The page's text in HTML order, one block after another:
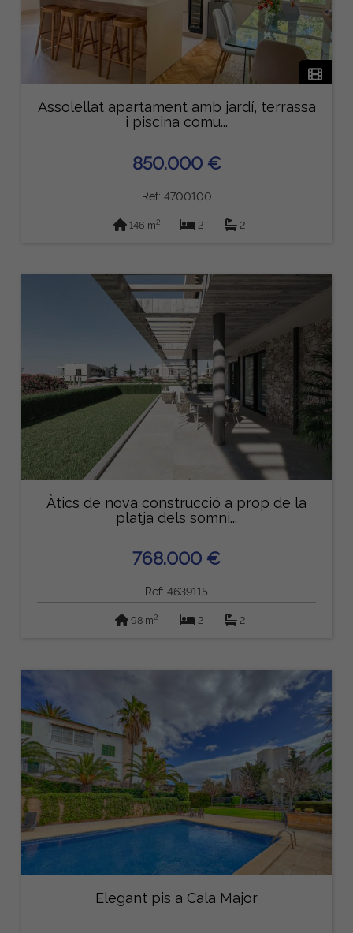
Assolellat apartament amb jardí, terrassa
i piscina comu...
850.000 €
Ref: 4700100
146 m2 2 2
Àtics de nova construcció a prop de la
platja dels somni...
768.000 €
Ref: 4639115
98 m2 2 2
Elegant pis a Cala Major